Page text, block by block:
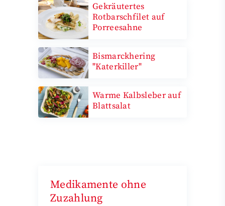
Gekräutertes
Rotbarschfilet auf
Porreesahne
Bismarckhering
"Katerkiller"
Warme Kalbsleber auf
Blattsalat
Medikamente ohne
Zuzahlung